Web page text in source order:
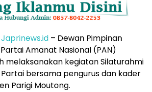
Japrinews.id – Dewan Pimpinan
Amanat Nasional (PAN)
melaksanakan kegiatan Silaturahmi
Partai bersama pengurus dan kader
Parigi Moutong.